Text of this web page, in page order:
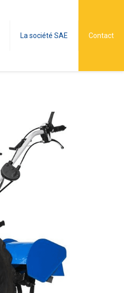
La société SAE Contact